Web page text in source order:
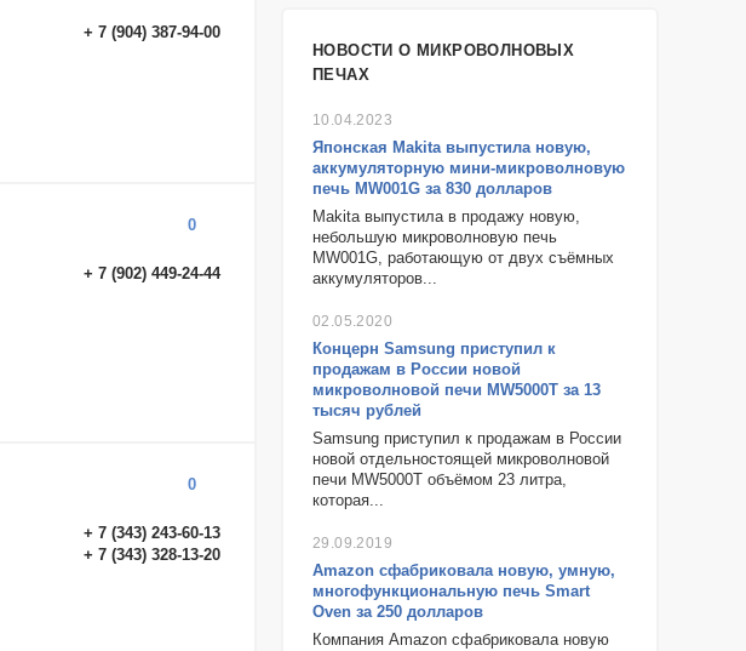
НОВОСТИ О МИКРОВОЛНОВЫХ
ПЕЧАХ
10.04.2023
Японская Makita выпустила новую,
аккумуляторную мини-микроволновую
печь MW001G за 830 долларов
Makita выпустила в продажу новую,
небольшую микроволновую печь
MW001G, работающую от двух съёмных
аккумуляторов...
02.05.2020
Концерн Samsung​ приступил к
продажам в России новой ​
микроволновой печи MW5000T​ за 13
тысяч рублей
Samsung приступил к продажам в России
новой отдельностоящей микроволновой
печи MW5000T объёмом 23 литра,
которая...
29.09.2019
​Amazon сфабриковала новую, умную,
многофункциональную печь Smart
Oven​ за 250 долларов
Компания Amazon сфабриковала новую
+ 7 (904) 387-94-00
0
+ 7 (902) 449-24-44
0
+ 7 (343) 243-60-13
+ 7 (343) 328-13-20